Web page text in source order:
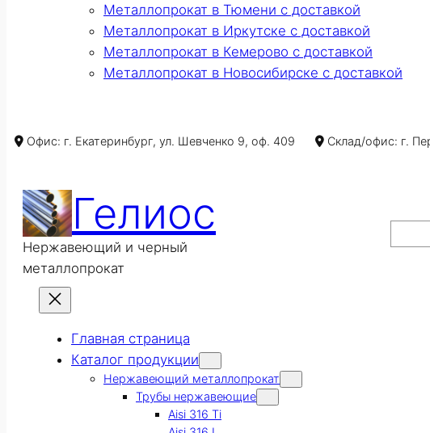
Металлопрокат в Тюмени с доставкой
Металлопрокат в Иркутске с доставкой
Металлопрокат в Кемерово с доставкой
Металлопрокат в Новосибирске с доставкой
Офис: г. Екатеринбург, ул. Шевченко 9, оф. 409 Склад/офис: г.
Гелиос
Нержавеющий и черный
металлопрокат
Главная страница
Каталог продукции
Нержавеющий металлопрокат
Трубы нержавеющие
Aisi 316 Ti